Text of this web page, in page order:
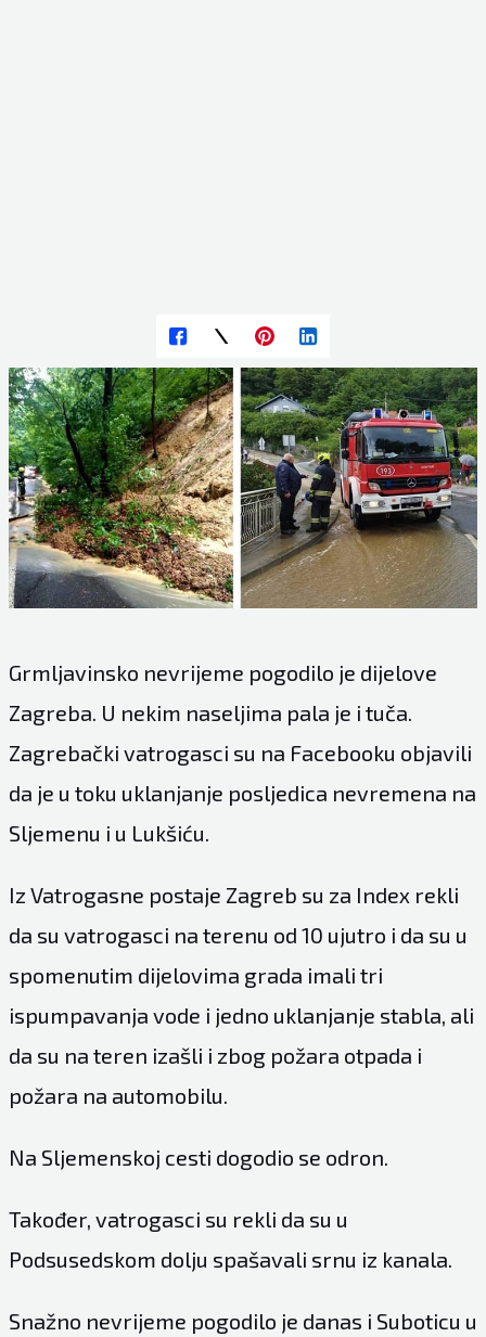
Grmljavinsko nevrijeme pogodilo je dijelove
Zagreba. U nekim naseljima pala je i tuča.
Zagrebački vatrogasci su na Facebooku objavili
da je u toku uklanjanje posljedica nevremena na
Sljemenu i u Lukšiću.
Iz Vatrogasne postaje Zagreb su za Index rekli
da su vatrogasci na terenu od 10 ujutro i da su u
spomenutim dijelovima grada imali tri
ispumpavanja vode i jedno uklanjanje stabla, ali
da su na teren izašli i zbog požara otpada i
požara na automobilu.
Na Sljemenskoj cesti dogodio se odron.
Također, vatrogasci su rekli da su u
Podsusedskom dolju spašavali srnu iz kanala.
Snažno nevrijeme pogodilo je danas i Suboticu u